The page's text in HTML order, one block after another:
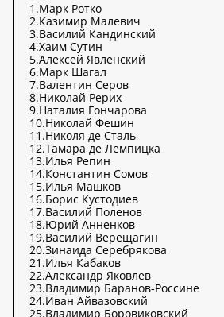
1.Марк Ротко
2.Казимир Малевич
3.Василий Кандинский
4.Хаим Сутин
5.Алексей Явленский
6.Марк Шагал
7.Валентин Серов
8.Николай Рерих
9.Наталия Гончарова
10.Николай Фешин
11.Николя де Сталь
12.Тамара де Лемпицка
13.Илья Репин
14.Константин Сомов
15.Илья Машков
16.Борис Кустодиев
17.Василий Поленов
18.Юрий Анненков
19.Василий Верещагин
20.Зинаида Серебрякова
21.Илья Кабаков
22.Александр Яковлев
23.Владимир Баранов-Россине
24.Иван Айвазовский
25.Владимир Боровиковский